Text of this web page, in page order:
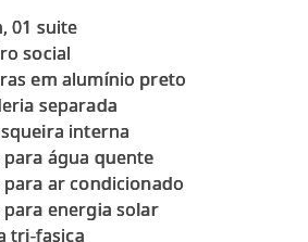
01 suite
social
em alumínio preto
separada
interna
para água quente
para ar condicionado
para energia solar
tri-fasica